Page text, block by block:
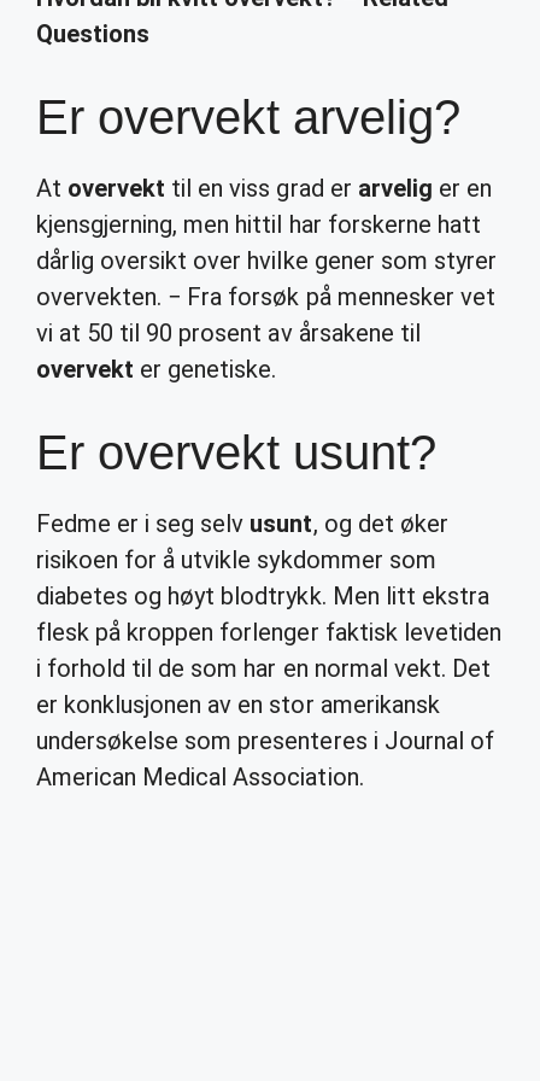
Questions
Er overvekt arvelig?
At overvekt til en viss grad er arvelig er en
kjensgjerning, men hittil har forskerne hatt
dårlig oversikt over hvilke gener som styrer
overvekten. − Fra forsøk på mennesker vet
vi at 50 til 90 prosent av årsakene til
overvekt er genetiske.
Er overvekt usunt?
Fedme er i seg selv usunt, og det øker
risikoen for å utvikle sykdommer som
diabetes og høyt blodtrykk. Men litt ekstra
flesk på kroppen forlenger faktisk levetiden
i forhold til de som har en normal vekt. Det
er konklusjonen av en stor amerikansk
undersøkelse som presenteres i Journal of
American Medical Association.